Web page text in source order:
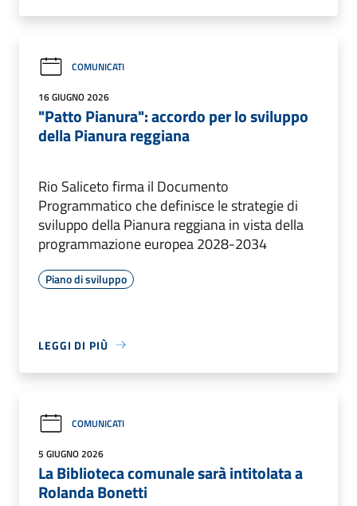
COMUNICATI
16 GIUGNO 2026
"Patto Pianura": accordo per lo sviluppo
della Pianura reggiana
Rio Saliceto firma il Documento
Programmatico che definisce le strategie di
sviluppo della Pianura reggiana in vista della
programmazione europea 2028-2034
Piano di sviluppo
LEGGI DI PIÙ
COMUNICATI
5 GIUGNO 2026
La Biblioteca comunale sarà intitolata a
Rolanda Bonetti